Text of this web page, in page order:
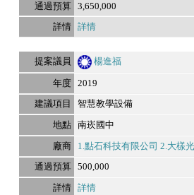
3,650,000
詳情
楊進福
2019
智慧教學設備
南崁國中
1.點石科技有限公司 2.大樣
500,000
詳情